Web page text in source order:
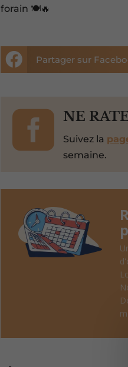
forain 🍽️🔥
 Partager sur
 NE
Suivez la
semaine.